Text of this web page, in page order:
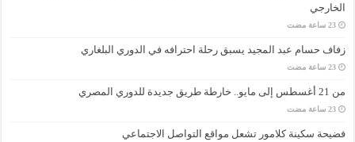
الخارجي
‏23 ساعة مضت
زفاف حسام عبد المجيد يسبق رحلة احترافه في الدوري البلغاري
‏23 ساعة مضت
من 21 أغسطس إلى مايو.. خارطة طريق جديدة للدوري المصري
‏23 ساعة مضت
فضيحة سكينة كلامور تشعل مواقع التواصل الاجتماعي